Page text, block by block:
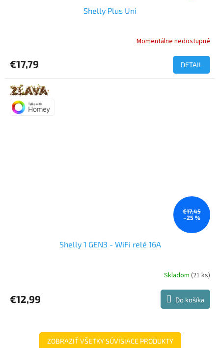
Shelly Plus Uni
Momentálne nedostupné
€17,79 DETAIL
€17,45
–25 %
Shelly 1 GEN3 - WiFi relé 16A
produktu
je
Skladom(21 ks)
€12,99 Do košíka
ZOBRAZIŤ VŠETKY SÚVISIACE PRODUKTY